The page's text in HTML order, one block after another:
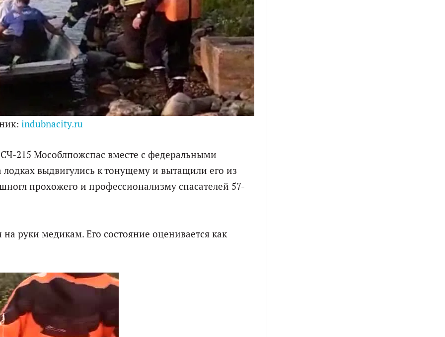
indubnacity.ru
215 Мособлпожспас вместе с федеральными
выдвигулись к тонущему и вытащили его из
прохожего и профессионализму спасателей 57-
руки медикам. Его состояние оценивается как